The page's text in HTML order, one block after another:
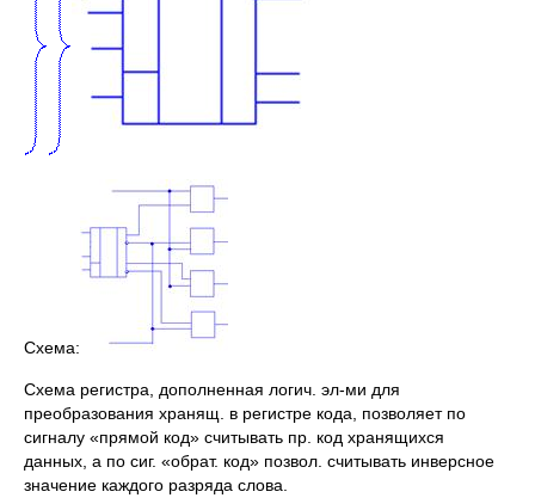
Схема:
Схема регистра, дополненная логич. эл-ми для
преобразования хранящ. в регистре кода, позволяет по
сигналу «прямой код» считывать пр. код хранящихся
данных, а по сиг. «обрат. код» позвол. считывать инверсное
значение каждого разряда слова.